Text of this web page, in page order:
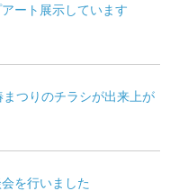
ート展示しています
つりのチラシが出来上が
を行いました